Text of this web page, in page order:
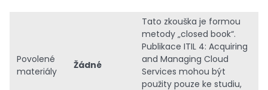
Povolené
materiály
Žádné
Tato zkouška je formou
metody „closed book“.
Publikace ITIL 4: Acquiring
and Managing Cloud
Services mohou být
použity pouze ke studiu,